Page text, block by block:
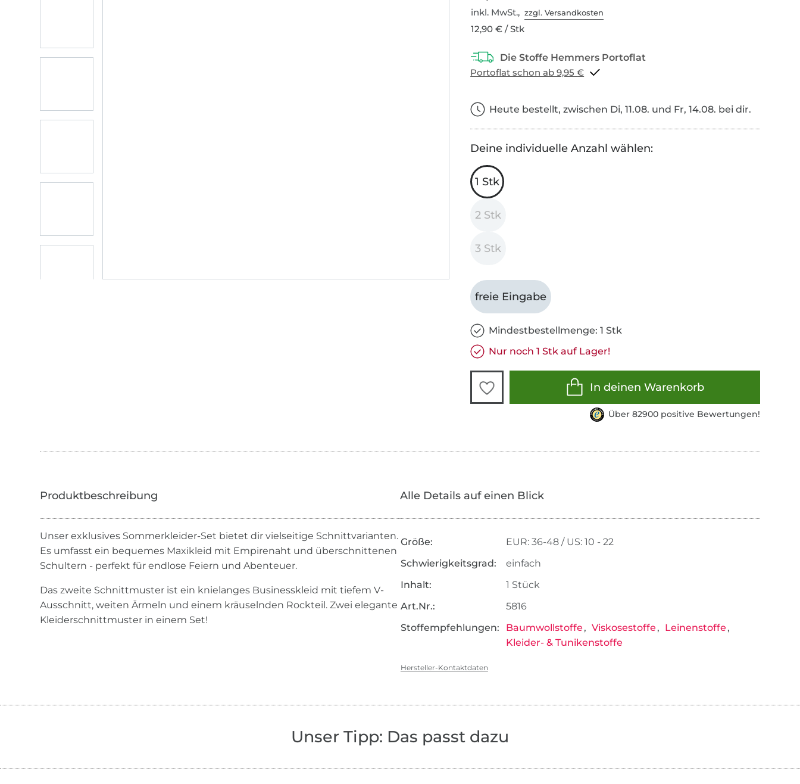
inkl. MwSt.,zzgl. Versandkosten
12,90 € / Stk
Portoflat schon ab 9,95 €
Heute bestellt, zwischen Di, 11.08. und Fr, 14.08. bei dir.
Deine individuelle Anzahl wählen:
1 Stk
2 Stk
3 Stk
freie Eingabe
Mindestbestellmenge: 1 Stk
Nur noch 1 Stk auf Lager!
In deinen Warenkorb
Über 82900 positive Bewertungen!
Unser exklusives Sommerkleider-Set bietet dir vielseitige Schnittvarianten.
Es umfasst ein bequemes Maxikleid mit Empirenaht und überschnittenen
Schultern - perfekt für endlose Feiern und Abenteuer.
Das zweite Schnittmuster ist ein knielanges Businesskleid mit tiefem V-
Ausschnitt, weiten Ärmeln und einem kräuselnden Rockteil. Zwei elegante
Kleiderschnittmuster in einem Set!
Alle Details auf einen Blick
Größe:
EUR: 36-48 / US: 10 - 22
Schwierigkeitsgrad:
einfach
Inhalt:
1 Stück
Art.Nr.:
5816
Stoffempfehlungen:
Baumwollstoffe Viskosestoffe
Leinenstoffe
Kleider- & Tunikenstoffe
Hersteller-Kontaktdaten
Unser Tipp: Das passt dazu